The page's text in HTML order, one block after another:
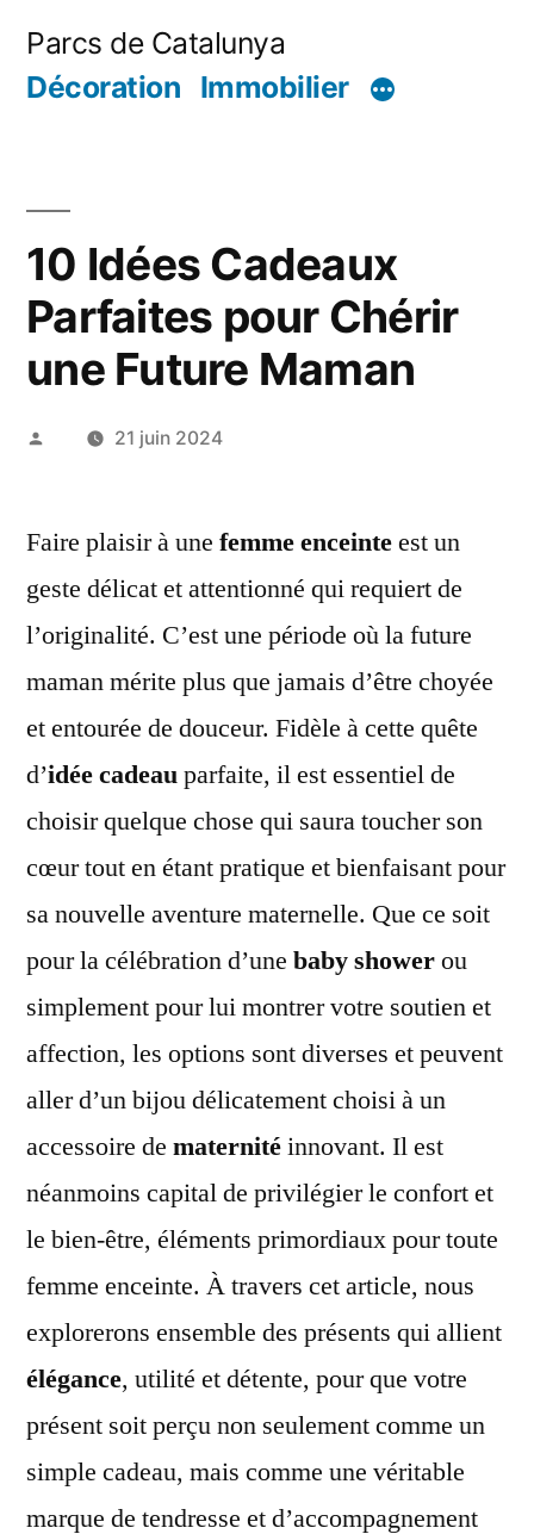
Parcs de Catalunya
Décoration Immobilier
10 Idées Cadeaux
Parfaites pour Chérir
une Future Maman
Publié 21 juin 2024
Faire plaisir à une femme enceinteest un
geste délicat et attentionné qui requiert de
l’originalité. C’est une période où la future
maman mérite plus que jamais d’être choyée
et entourée de douceur. Fidèle à cette quête
d’idée cadeauparfaite, il est essentiel de
choisir quelque chose qui saura toucher son
cœur tout en étant pratique et bienfaisant pour
sa nouvelle aventure maternelle. Que ce soit
pour la célébration d’une baby showerou
simplement pour lui montrer votre soutien et
affection, les options sont diverses et peuvent
aller d’un bijou délicatement choisi à un
accessoire de maternitéinnovant. Il est
néanmoins capital de privilégier le confort et
le bien-être, éléments primordiaux pour toute
femme enceinte. À travers cet article, nous
explorerons ensemble des présents qui allient
élégance, utilité et détente, pour que votre
présent soit perçu non seulement comme un
simple cadeau, mais comme une véritable
marque de tendresse et d’accompagnement